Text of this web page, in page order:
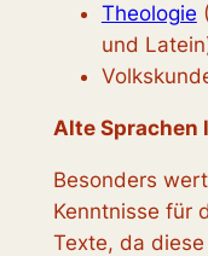
Theologie
und
Alte Sprachen
Besonders
Kenntnisse für
Texte, da